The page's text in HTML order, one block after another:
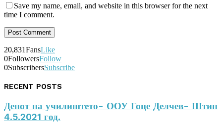
Save my name, email, and website in this browser for the next
time I comment.
20,831FansLike
0FollowersFollow
0SubscribersSubscribe
RECENT POSTS
Денот на училиштето- ООУ Гоце Делчев- Штип
4.5.2021 год.